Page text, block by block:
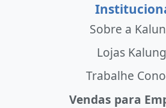
Sobre a
Lojas
Trabalhe
Vendas para